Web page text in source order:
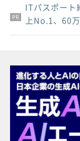
PR
PR
PR
ITパスポート
上No.1、60